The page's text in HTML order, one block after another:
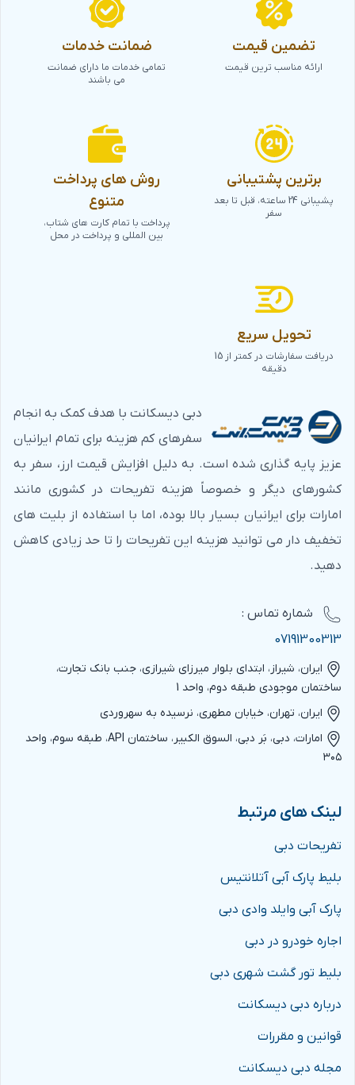
تضمین قیمت
ارائه مناسب ترین قیمت
ضمانت خدمات
تمامی خدمات ما دارای ضمانت
می باشند
برترین پشتیبانی
پشیبانی 24 ساعته، قبل تا بعد
سفر
روش های پرداخت
متنوع
پرداخت با تمام کارت های شتاب،
بین المللی و پرداخت در محل
تحویل سریع
دریافت سفارشات در کمتر از 15
دقیقه
دبی دیسکانت با هدف کمک به انجام
سفرهای کم هزینه برای تمام ایرانیان
عزیز پایه گذاری شده است. به دلیل افزایش قیمت ارز، سفر به
کشورهای دیگر و خصوصاً هزینه تفریحات در کشوری مانند
امارات برای ایرانیان بسیار بالا بوده، اما با استفاده از بلیت های
تخفیف دار می توانید هزینه این تفریحات را تا حد زیادی کاهش
دهید.
شماره‌ تماس :
07191300313
ایران، شیراز، ابتدای بلوار میرزای شیرازی، جنب بانک تجارت،
ساختمان موجودی طبقه دوم، واحد 1
ایران، تهران، خیابان مطهری، نرسیده به سهروردی
امارات، دبی، بَر دبی، السوق الکبیر، ساختمان API، طبقه سوم، واحد
۳۰۵
لینک های مرتبط
تفریحات دبی
بلیط پارک آبی آتلانتیس
پارک آبی وایلد وادی دبی
اجاره خودرو در دبی
بلیط تور گشت شهری دبی
درباره دبی دیسکانت
قوانین و مقررات
مجله دبی دیسکانت